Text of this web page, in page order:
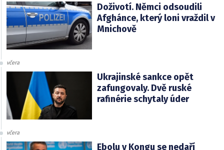
Doživotí. Němci odsoudili
Afghánce, který loni vraždil v
Mnichově
včera
Ukrajinské sankce opět
zafungovaly. Dvě ruské
rafinérie schytaly úder
včera
Ebolu v Kongu se nedaří